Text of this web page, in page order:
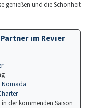
genießen und die Schönheit
im Revier
Nomada
in der kommenden Saison